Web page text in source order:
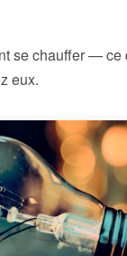
se chauffer — ce
eux.